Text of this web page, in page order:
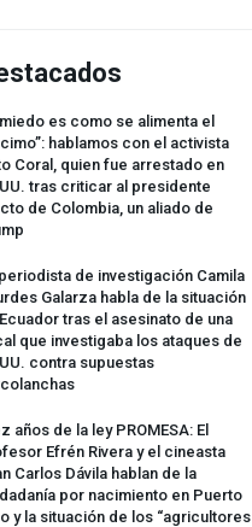
miedo es como se alimenta el
hablamos con el activista
Coral, quien fue arrestado en
tras criticar al presidente
de Colombia, un aliado de
de investigación Camila
Galarza habla de la situación
tras el asesinato de una
que investigaba los ataques de
contra supuestas
años de la leyPROMESA: El
Efrén Rivera y el cineasta
Carlos Dávila hablan de la
por nacimiento en Puerto
y la situación de los “agricultores